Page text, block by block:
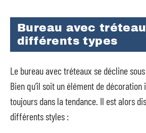
Bureau avec
différents types
Le bureau avec tréteaux se décline
Bien qu’il soit un élément de
toujours dans la tendance. Il est alors
différents styles :